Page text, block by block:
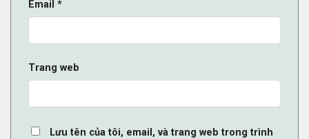
Email *
Trang web
Lưu tên của tôi, email, và trang web trong trình